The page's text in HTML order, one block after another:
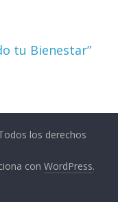
tu Bienestar”
los derechos
conWordPress.